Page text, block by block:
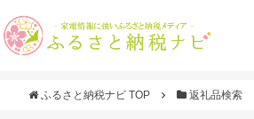
ふるさと納税ナビ TOP 返礼品検索